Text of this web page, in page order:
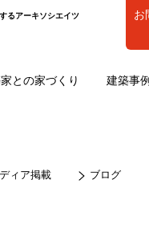
るアーキソシエイツ
お
との家づくり 建築事例
ィア掲載 ブログ